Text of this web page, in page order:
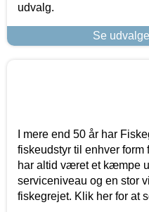
udvalg.
Se
I mere end 50 år har
fiskeudstyr til enhver form
har altid været et kæmpe
serviceniveau og en stor
fiskegrejet. Klik her for at